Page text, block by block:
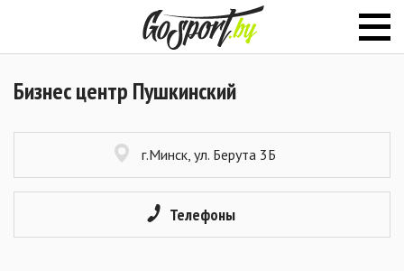
Бизнес центр Пушкинский
г.Минск, ул. Берута 3Б
Телефоны